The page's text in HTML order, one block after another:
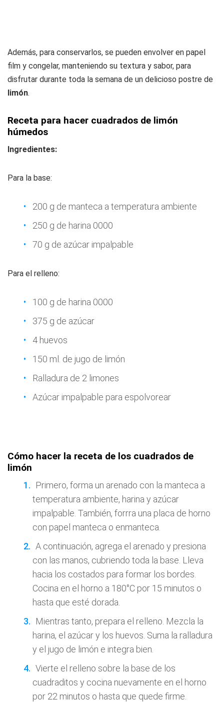
Además, para conservarlos, se pueden envolver en papel
film y congelar, manteniendo su textura y sabor, para
disfrutar durante toda la semana de un delicioso postre de
limón.
Receta para hacer cuadrados de limón
húmedos
Ingredientes:
Para la base:
200 g de manteca a temperatura ambiente
250 g de harina 0000
70 g de azúcar impalpable
Para el relleno:
100 g de harina 0000
375 g de azúcar
4 huevos
150 ml. de jugo de limón
Ralladura de 2 limones
Azúcar impalpable para espolvorear
Cómo hacer la receta de los cuadrados de
limón
Primero, forma un arenado con la manteca a
temperatura ambiente, harina y azúcar
impalpable. También, forrra una placa de horno
con papel manteca o enmanteca.
A continuación, agrega el arenado y presiona
con las manos, cubriendo toda la base. Lleva
hacia los costados para formar los bordes.
Cocina en el horno a 180°C por 15 minutos o
hasta que esté dorada.
Mientras tanto, prepara el relleno. Mezcla la
harina, el azúcar y los huevos. Suma la ralladura
y el jugo de limón e integra bien.
Vierte el relleno sobre la base de los
cuadraditos y cocina nuevamente en el horno
por 22 minutos o hasta que quede firme.